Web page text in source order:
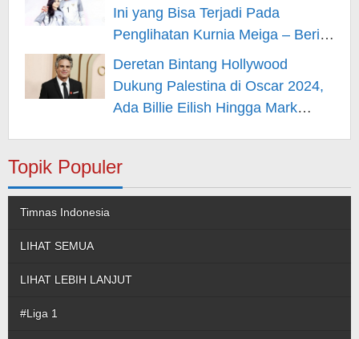
Ini yang Bisa Terjadi Pada
Penglihatan Kurnia Meiga – Berita
Hiburan
Deretan Bintang Hollywood
Dukung Palestina di Oscar 2024,
Ada Billie Eilish Hingga Mark
Topik Populer
Timnas Indonesia
LIHAT SEMUA
LIHAT LEBIH LANJUT
#Liga 1